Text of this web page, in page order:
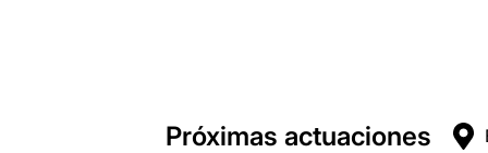
Próximas actuaciones